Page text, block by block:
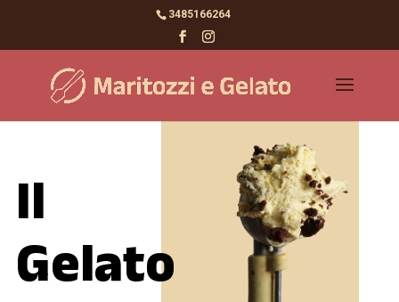
3485166264
Il
Gelato